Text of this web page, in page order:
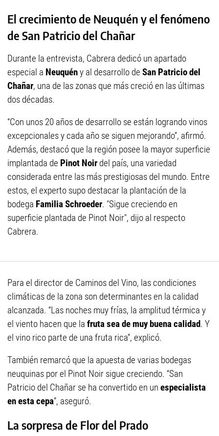
El crecimiento de Neuquén y el fenómeno
de San Patricio del Chañar
Durante la entrevista, Cabrera dedicó un apartado
especial a Neuquény al desarrollo de San Patricio del
Chañar, una de las zonas que más creció en las últimas
dos décadas.
“Con unos 20 años de desarrollo se están logrando vinos
excepcionales y cada año se siguen mejorando”, afirmó.
Además, destacó que la región posee la mayor superficie
implantada de Pinot Noir del país, una variedad
considerada entre las más prestigiosas del mundo. Entre
estos, el experto supo destacar la plantación de la
bodega Familia Schroeder. "Sigue creciendo en
superficie plantada de Pinot Noir", dijo al respecto
Cabrera.
Para el director de Caminos del Vino, las condiciones
climáticas de la zona son determinantes en la calidad
alcanzada. “Las noches muy frías, la amplitud térmica y
el viento hacen que la fruta sea de muy buena calidad. Y
el vino rico parte de una fruta rica”, explicó.
También remarcó que la apuesta de varias bodegas
neuquinas por el Pinot Noir sigue creciendo. “San
Patricio del Chañar se ha convertido en un especialista
en esta cepa”, aseguró.
La sorpresa de Flor del Prado